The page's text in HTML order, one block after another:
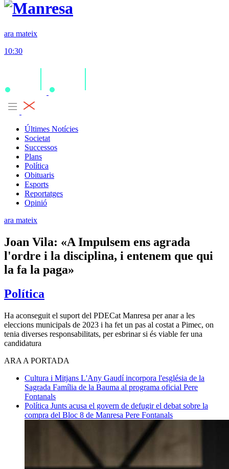
ara mateix
10:30
Últimes Notícies
Societat
Successos
Plans
Política
Obituaris
Esports
Reportatges
Opinió
ara mateix
Joan Vila: «A Impulsem ens agrada
l'ordre i la disciplina, i entenem que qui
la fa la paga»
Política
Ha aconseguit el suport del PDECat Manresa per anar a les
eleccions municipals de 2023 i ha fet un pas al costat a Pimec, on
tenia diverses responsabilitats, per esbrinar si és viable fer una
candidatura
ARA A PORTADA
Cultura i Mitjans L'Any Gaudí incorpora l'església de la
Sagrada Família de la Bauma al programa oficial Pere
Fontanals
Política Junts acusa el govern de defugir el debat sobre la
compra del Bloc 8 de Manresa Pere Fontanals